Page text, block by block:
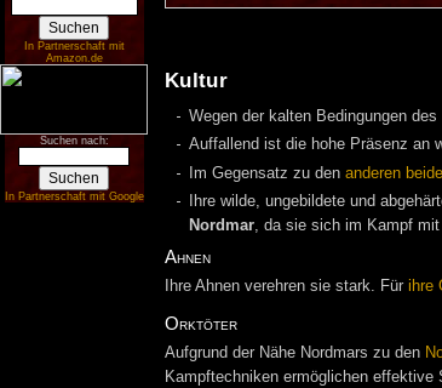
In Partnerschaft mit
Amazon.de
Suchen nach:
In Partnerschaft mit Google
Kultur
Wegen der kalten Bedingungen
Auffallend ist die hohe Präsenz an
Im Gegensatz zu den anderen
Ihre wilde, ungebildete und
Nordmar, da sie sich im Kampf mit
Ahnen
Ihre Ahnen verehren sie stark. Für ihre
Orktöter
Aufgrund der Nähe Nordmars zu den
Kampftechniken ermöglichen effektive